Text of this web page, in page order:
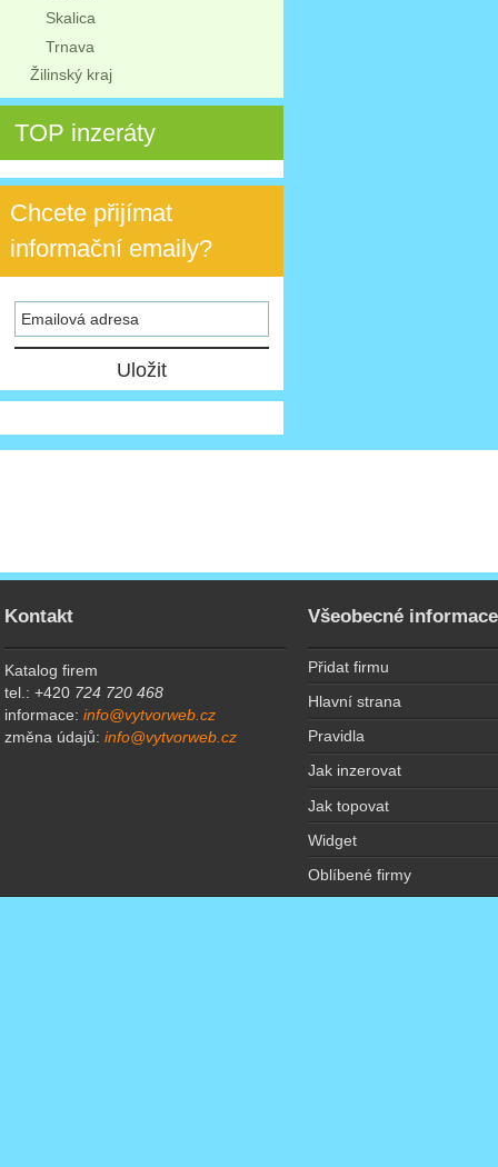
Skalica
Trnava
Žilinský kraj
TOP inzeráty
Chcete přijímat
informační emaily?
Kontakt
Katalog firem
tel.: +420 724 720 468
informace:info@vytvorweb.cz
změna údajů:info@vytvorweb.cz
Všeobecné informace
Přidat firmu
Hlavní strana
Pravidla
Jak inzerovat
Jak topovat
Widget
Oblíbené firmy